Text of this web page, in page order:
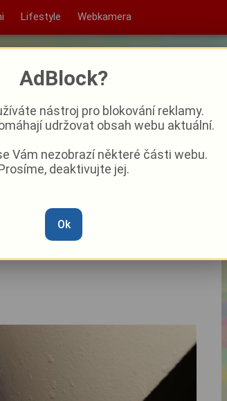
Lifestyle Webkamera
ruku. Jedna z
AdBlock?
nástroj pro blokování reklamy.
udržovat obsah webu aktuální.
Vám nezobrazí některé části webu.
deaktivujte jej.
Ok